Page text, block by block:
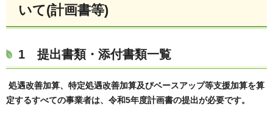
いて(計画書等)
1 提出書類・添付書類一覧
処遇改善加算、特定処遇改善加算及びベースアップ等支援加算を算
定するすべての事業者は、令和5年度計画書の提出が必要です。